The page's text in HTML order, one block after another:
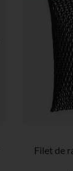
Filet de